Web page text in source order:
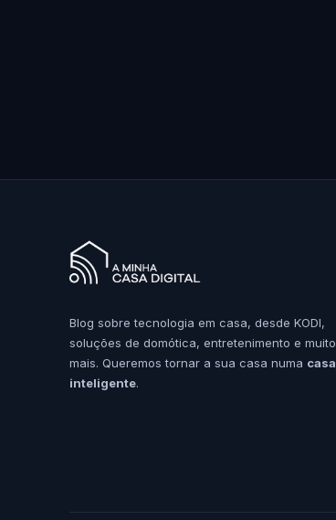
Blog sobre tecnologia em casa, desde KODI,
soluções de domótica, entretenimento e muito
mais. Queremos tornar a sua casa numa casa
inteligente.